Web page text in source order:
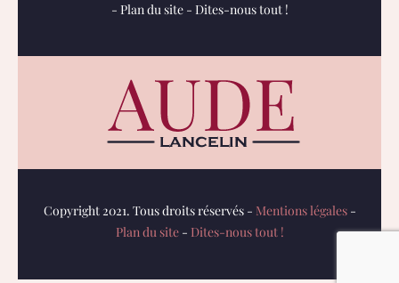
- Plan du site- Dites-nous tout !
Copyright 2021. Tous droits réservés - Mentions légales-
Plan du site- Dites-nous tout !